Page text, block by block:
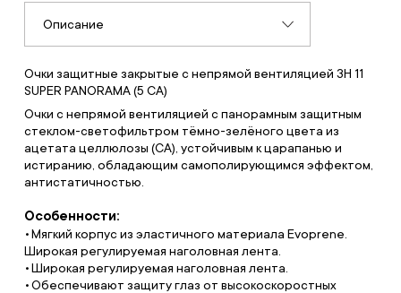
Описание
Очки защитные закрытые с непрямой вентиляцией ЗН 11
SUPER PANORAMA (5 СА)
Очки с непрямой вентиляцией с панорамным защитным
стеклом-светофильтром тёмно-зелёного цвета из
ацетата целлюлозы (СА), устойчивым к царапанью и
истиранию, обладающим самополирующимся эффектом,
антистатичностью.
Особенности:
Мягкий корпус из эластичного материала Evoprene.
Широкая регулируемая наголовная лента.
Широкая регулируемая наголовная лента.
Обеспечивают защиту глаз от высокоскоростных